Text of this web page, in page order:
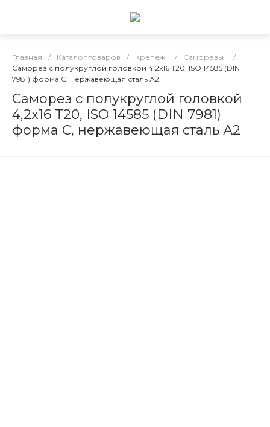
Главная / Каталог товаров / Крепеж / Саморезы
/
Саморез с полукруглой головкой 4,2x16 T20, ISO 14585 (DIN
7981) форма C, нержавеющая сталь А2
Саморез с полукруглой головкой
4,2x16 T20, ISO 14585 (DIN 7981)
форма C, нержавеющая сталь А2